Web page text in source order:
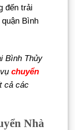
đến trải
Bình
Bình Thủy
chuyển
cả các
Nhà